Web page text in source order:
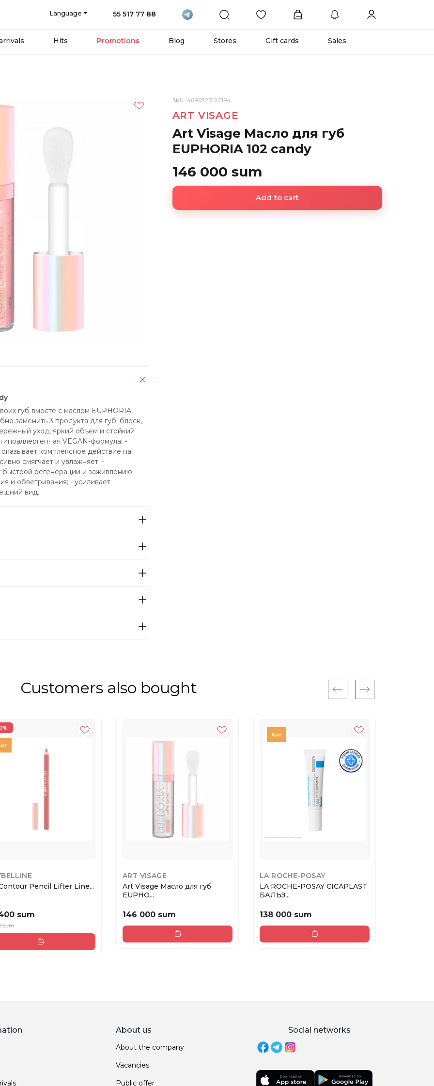
Language 55 517 77 88
Hits Promotions Blog Stores Gift cards Sales
губ вместе с маслом EUPHORIA!
заменить 3 продукта для губ: блеск,
уход, яркий объем и стойкий
VEGAN-формула; -
комплексное действие на
смягчает и увлажняет; -
быстрой регенерации и заживлению
и обветривания; - усиливает
вид.
SKU: 4690327122194
ART VISAGE
Art Visage Масло для губ
EUPHORIA 102 candy
146 000 sum
Add to cart
Customers also bought
Pencil Lifter Line...
sum
sum
ART VISAGE
Art Visage Масло для губ
EUPHO...
146 000 sum
LA ROCHE-POSAY
LA ROCHE-POSAY CICAPLAST
БАЛЬЗ...
138 000 sum
About us
About the company
Vacancies
Public offer
Social networks